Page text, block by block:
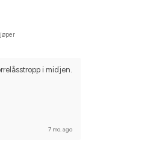
i midjen.
7 mo. ago